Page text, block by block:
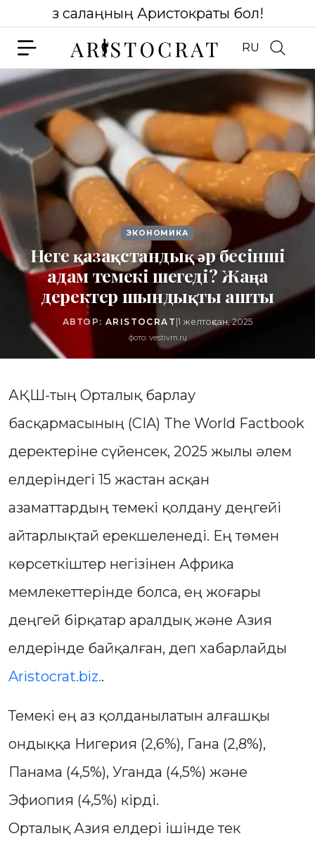
Өз салаңның Аристократы бол!
RU
ЭКОНОМИКА
Неге қазақстандық әр бесінші
адам темекі шегеді? Жаңа
деректер шындықты ашты
АВТОР: ARISTOCRAT |1 желтоқсан, 2025
фото: vestivrn.ru
АҚШ-тың Орталық барлау
басқармасының (CIA) The World Factbook
деректеріне сүйенсек, 2025 жылы әлем
елдеріндегі 15 жастан асқан
азаматтардың темекі қолдану деңгейі
айтарлықтай ерекшеленеді. Ең төмен
көрсеткіштер негізінен Африка
мемлекеттерінде болса, ең жоғары
деңгей бірқатар аралдық және Азия
елдерінде байқалған, деп хабарлайды
Aristocrat.biz..
Темекі ең аз қолданылатын алғашқы
ондыққа Нигерия (2,6%), Гана (2,8%),
Панама (4,5%), Уганда (4,5%) және
Эфиопия (4,5%) кірді.
Орталық Азия елдері ішінде тек